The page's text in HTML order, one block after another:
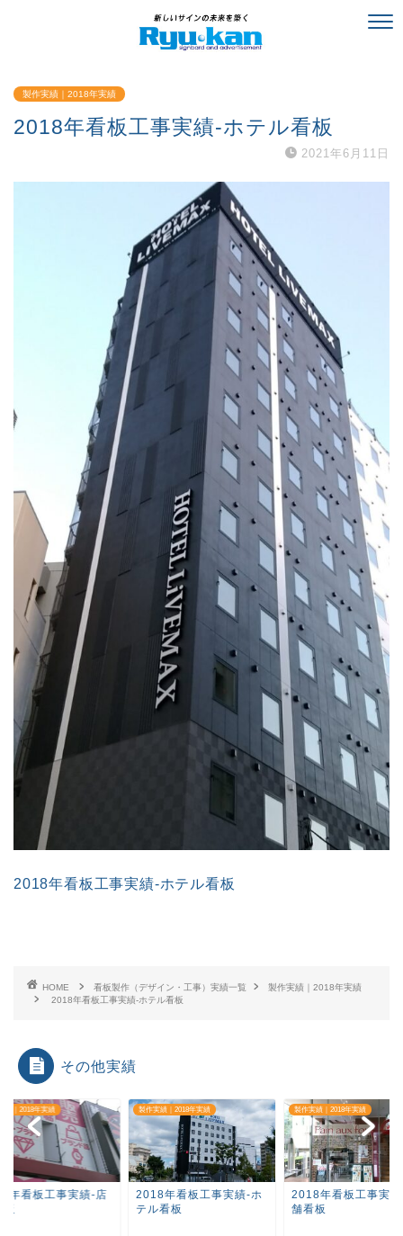
製作実績｜2018年実績
2018年看板工事実績-ホテル看板
2021年6月11日
2018年看板工事実績-ホテル看板
HOME 看板製作（デザイン・工事）実績一覧
製作実績｜2018年実績
2018年看板工事実績-ホテル看板
その他実績
績｜2018年実績
年看板工事実績-店
板
製作実績｜2018年実績
2018年看板工事実績-ホ
テル看板
製作実績｜2018年実績
2018年看板工事実
舗看板